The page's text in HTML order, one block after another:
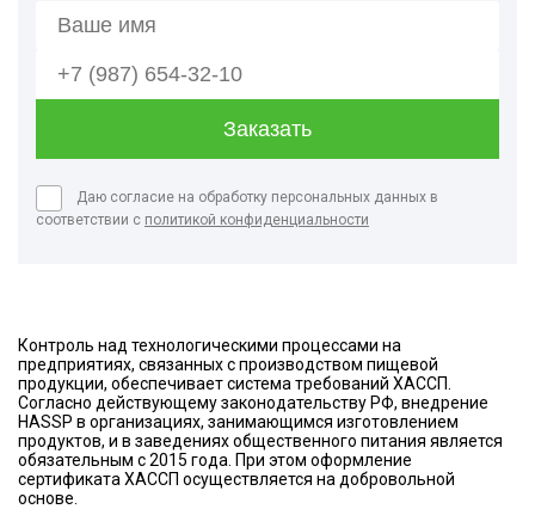
Даю согласие на обработку персональных данных в
соответствии с политикой конфиденциальности
Контроль над технологическими процессами на
предприятиях, связанных с производством пищевой
продукции, обеспечивает система требований ХАССП.
Согласно действующему законодательству РФ, внедрение
HASSP в организациях, занимающимся изготовлением
продуктов, и в заведениях общественного питания является
обязательным с 2015 года. При этом оформление
сертификата ХАССП осуществляется на добровольной
основе.